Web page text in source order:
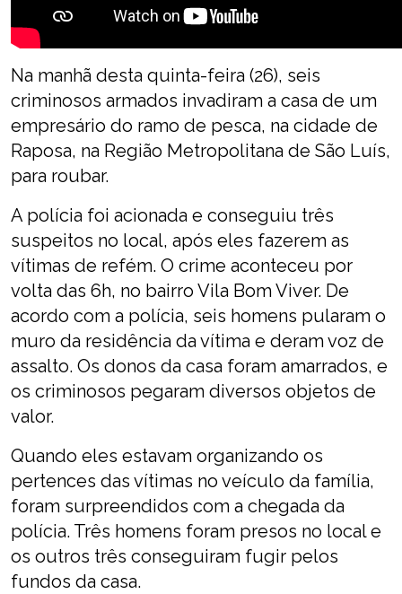
Na manhã desta quinta-feira (26), seis
criminosos armados invadiram a casa de um
empresário do ramo de pesca, na cidade de
Raposa, na Região Metropolitana de São Luís,
para roubar.
A polícia foi acionada e conseguiu três
suspeitos no local, após eles fazerem as
vítimas de refém. O crime aconteceu por
volta das 6h, no bairro Vila Bom Viver. De
acordo com a polícia, seis homens pularam o
muro da residência da vítima e deram voz de
assalto. Os donos da casa foram amarrados, e
os criminosos pegaram diversos objetos de
valor.
Quando eles estavam organizando os
pertences das vítimas no veículo da família,
foram surpreendidos com a chegada da
polícia. Três homens foram presos no local e
os outros três conseguiram fugir pelos
fundos da casa.